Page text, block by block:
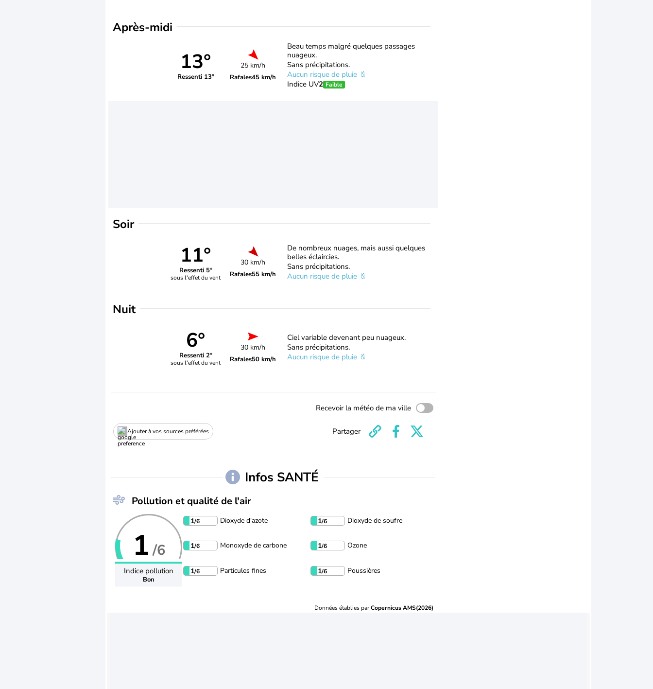
Après-midi
13°
Ressenti 13°
25 km/h
Rafales45 km/h
Beau temps malgré quelques passages
nuageux.
Sans précipitations.
Aucun risque de pluie
Indice UV2 Faible
Soir
11°
Ressenti 5°
sous l'effet du vent
30 km/h
Rafales55 km/h
De nombreux nuages, mais aussi quelques
belles éclaircies.
Sans précipitations.
Aucun risque de pluie
Nuit
6°
Ressenti 2°
sous l'effet du vent
30 km/h
Rafales50 km/h
Ciel variable devenant peu nuageux.
Sans précipitations.
Aucun risque de pluie
Recevoir la météo de ma ville
Ajouter à vos sources préférées Partager
Infos SANTÉ
Pollution et qualité de l'air
1 /6
Indice pollution
Bon
1/6 Dioxyde d'azote 1/6 Dioxyde de soufre
1/6 Monoxyde de carbone 1/6 Ozone
1/6 Particules fines 1/6 Poussières
Données établies parCopernicus AMS(2026)